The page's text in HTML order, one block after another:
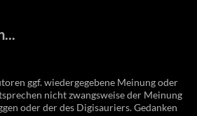
ggf. wiedergegebene Meinung oder
nicht zwangsweise der Meinung
oder der des Digisauriers. Gedanken